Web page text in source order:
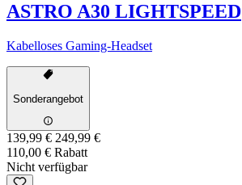
ASTRO A30 LIGHTSPEED
Kabelloses Gaming-Headset
Sonderangebot
139,99 € 249,99 €
110,00 € Rabatt
Nicht verfügbar